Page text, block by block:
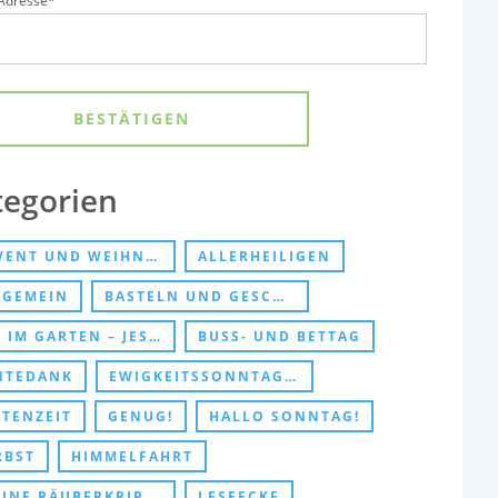
UND WEIHNACHTEN ALLERHEILIGEN
BASTELN UND GESCHENKE
GARTEN – JESUS TREFFEN BUSS- UND BETTAG
EWIGKEITSSONNTAG UND ABSCHIED
GENUG! HALLO SONNTAG!
HIMMELFAHRT